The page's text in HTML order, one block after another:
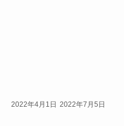
2022年4月1日 2022年7月5日